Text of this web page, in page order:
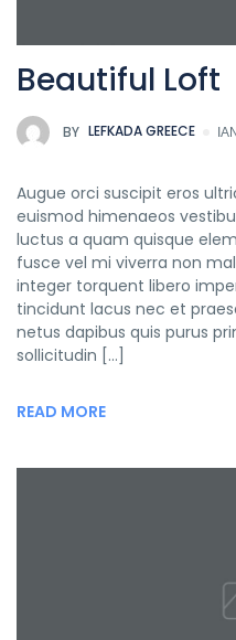
Beautiful Loft
BY LEFKADA GREECE
Augue orci suscipit eros
euismod himenaeos
luctus a quam quisque
fusce vel mi viverra non
integer torquent libero
tincidunt lacus nec et
netus dapibus quis purus
sollicitudin […]
READ MORE